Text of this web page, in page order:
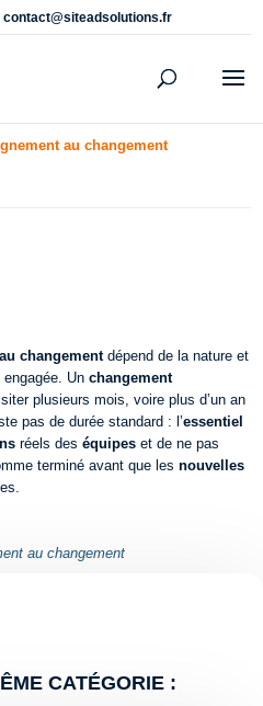
contact@siteadsolutions.fr
au changement
changementdépend de la nature et
engagée. Unchangement
plusieurs mois, voire plus d’un an
pas de durée standard : l’essentiel
réels deséquipes et de ne pas
terminé avant que lesnouvelles
au changement
CATÉGORIE :